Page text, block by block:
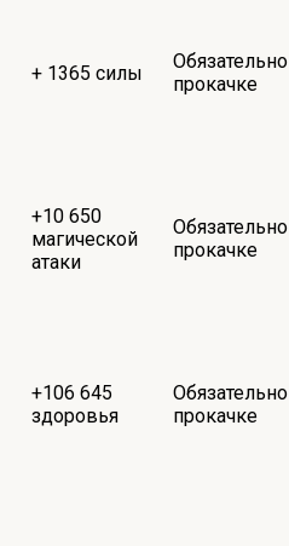
+ 1365 силы
прокачке
+10 650
магической
атаки
прокачке
+106 645
здоровья
прокачке